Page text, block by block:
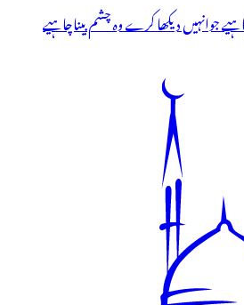
جوانہیں دیکھا کرے وہ چشم بیناچاہیے